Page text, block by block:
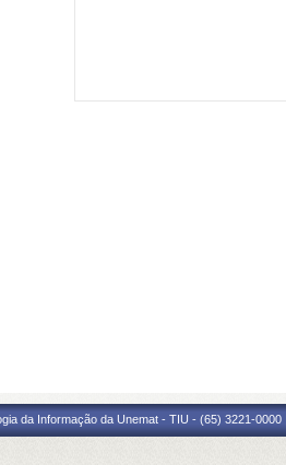
da Informação da Unemat - TIU - (65) 3221-